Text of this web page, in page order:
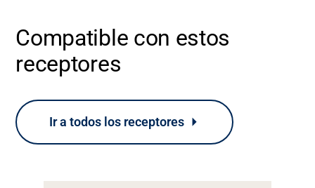
Compatible con estos
receptores
Ir a todos los receptores